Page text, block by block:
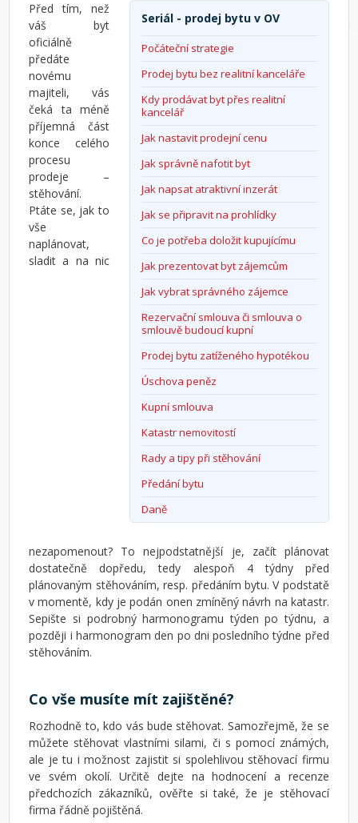
Seriál - prodej bytu v OV
Počáteční strategie
Prodej bytu bez realitní kanceláře
Kdy prodávat byt přes realitní
kancelář
Jak nastavit prodejní cenu
Jak správně nafotit byt
Jak napsat atraktivní inzerát
Jak se připravit na prohlídky
Co je potřeba doložit kupujícímu
Jak prezentovat byt zájemcům
Jak vybrat správného zájemce
Rezervační smlouva či smlouva o
smlouvě budoucí kupní
Prodej bytu zatíženého hypotékou
Úschova peněz
Kupní smlouva
Katastr nemovitostí
Rady a tipy při stěhování
Předání bytu
Daně
Před tím, než
váš byt
oficiálně
předáte
novému
majiteli, vás
čeká ta méně
příjemná část
konce celého
procesu
prodeje –
stěhování.
Ptáte se, jak to
vše
naplánovat,
sladit a na nic
nezapomenout? To nejpodstatnější je, začít plánovat
dostatečně dopředu, tedy alespoň 4 týdny před
plánovaným stěhováním, resp. předáním bytu. V podstatě
v momentě, kdy je podán onen zmíněný návrh na katastr.
Sepište si podrobný harmonogramu týden po týdnu, a
později i harmonogram den po dni posledního týdne před
stěhováním.
Co vše musíte mít zajištěné?
Rozhodně to, kdo vás bude stěhovat. Samozřejmě, že se
můžete stěhovat vlastními silami, či s pomocí známých,
ale je tu i možnost zajistit si spolehlivou stěhovací firmu
ve svém okolí. Určitě dejte na hodnocení a recenze
předchozích zákazníků, ověřte si také, že je stěhovací
firma řádně pojištěná.